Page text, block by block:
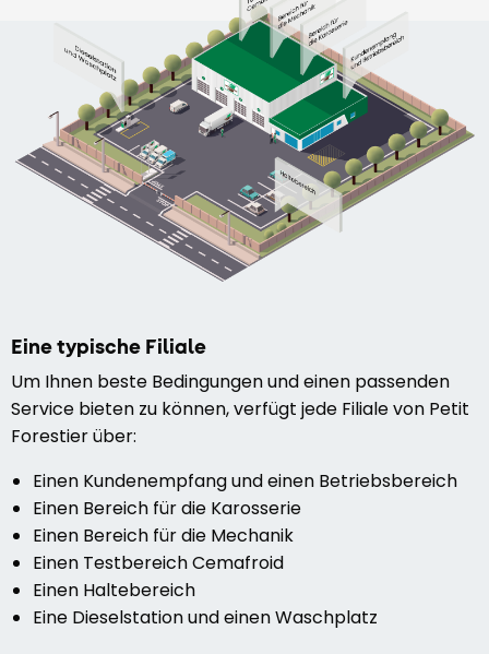
Eine typische Filiale
Um Ihnen beste Bedingungen und einen passenden
Service bieten zu können, verfügt jede Filiale von Petit
Forestier über:
Einen Kundenempfang und einen Betriebsbereich
Einen Bereich für die Karosserie
Einen Bereich für die Mechanik
Einen Testbereich Cemafroid
Einen Haltebereich
Eine Dieselstation und einen Waschplatz